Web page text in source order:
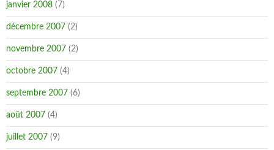
janvier 2008 (7)
décembre 2007 (2)
novembre 2007 (2)
octobre 2007 (4)
septembre 2007 (6)
août 2007 (4)
juillet 2007 (9)